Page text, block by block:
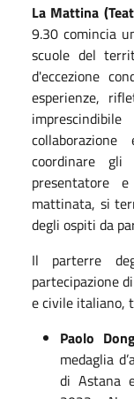
La Mattina
9.30 comincia
scuole del
d'eccezione
esperienze,
coordinare gli
presentatore
mattinata, si
degli ospiti da
Il parterre
partecipazione
e civile italiano,
Paolo
medaglia
di Astana